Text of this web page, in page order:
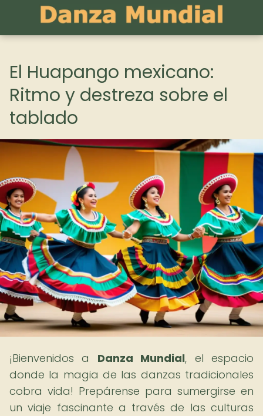
El Huapango mexicano:
Ritmo y destreza sobre el
tablado
¡Bienvenidos a Danza Mundial, el espacio
donde la magia de las danzas tradicionales
cobra vida! Prepárense para sumergirse en
un viaje fascinante a través de las culturas